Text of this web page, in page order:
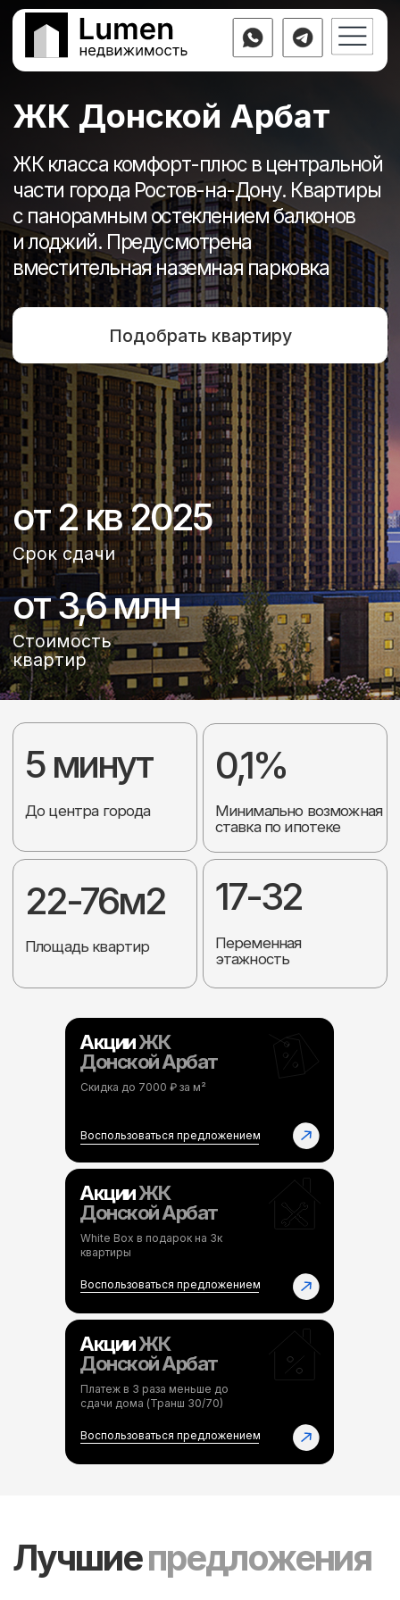
+7 (863) 333-
ЖК класса комфорт-плюс в центральной
части города Ростов-на-Дону. Квартиры
с панорамным остеклением балконов
и лоджий. Предусмотрена
вместительная наземная парковка
от 2 кв 2025
Срок сдачи
от 3,6 млн
Стоимость
квартир
Подобрать квартиру
5 минут
До центра города
0,1%
Минимально возможная
ставка по ипотеке
17-32
Переменная
этажность
22-76м2
Площадь квартир
АкцииЖК
Донской Арбат
Скидка до 7000 ₽ за м²
Воспользоваться предложением
АкцииЖК
Донской Арбат
White Box в подарок на 3к
квартиры
Воспользоваться предложением
АкцииЖК
Донской Арбат
Платеж в 3 раза меньше до
сдачи дома (Транш 30/70)
Воспользоваться предложением
Посмотреть все планировки
Рассчитайте платеж